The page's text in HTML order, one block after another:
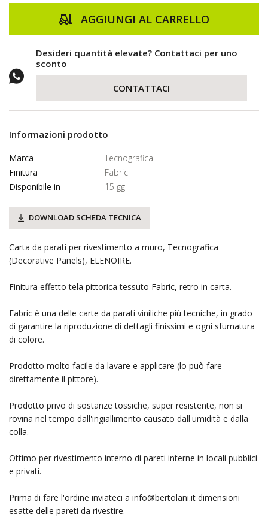
AGGIUNGI AL CARRELLO
Desideri quantità elevate? Contattaci per uno
sconto
CONTATTACI
Informazioni prodotto
Marca
Tecnografica
Finitura
Fabric
Disponibile in
15 gg
DOWNLOAD SCHEDA TECNICA
Carta da parati per rivestimento a muro, Tecnografica
(Decorative Panels), ELENOIRE.
Finitura effetto tela pittorica tessuto Fabric, retro in carta.
Fabric è una delle carte da parati viniliche più tecniche, in grado
di garantire la riproduzione di dettagli finissimi e ogni sfumatura
di colore.
Prodotto molto facile da lavare e applicare (lo può fare
direttamente il pittore).
Prodotto privo di sostanze tossiche, super resistente, non si
rovina nel tempo dall'ingiallimento causato dall'umidità e dalla
colla.
Ottimo per rivestimento interno di pareti interne in locali pubblici
e privati.
Prima di fare l'ordine inviateci a info@bertolani.it dimensioni
esatte delle pareti da rivestire.